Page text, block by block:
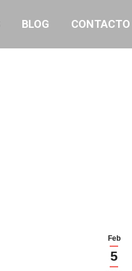
BLOG CONTACTO
Feb
5